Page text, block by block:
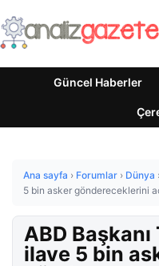
Güncel Haberler
Ana sayfa › Forumlar › Dünya
5 bin asker göndereceklerini
ABD
ilave 5 bin